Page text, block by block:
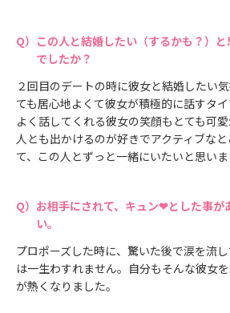
この人と結婚したい（するかも？）
でしたか？
２回目のデートの時に彼女と結婚したい
ても居心地よくて彼女が積極的に話すタイ
よく話してくれる彼女の笑顔もとても可
人とも出かけるのが好きでアクティブな
て、この人とずっと一緒にいたいと思いま
お相手にされて、キュン❤とした事が
い。
プロポーズした時に、驚いた後で涙を流
は一生わすれません。自分もそんな彼女
が熱くなりました。